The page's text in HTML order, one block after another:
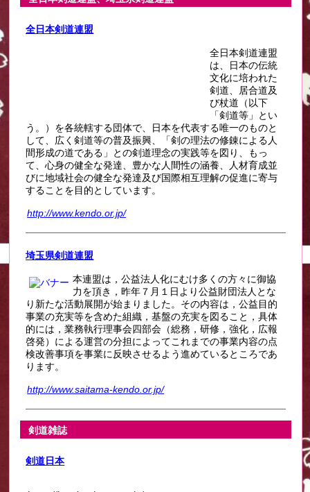
全日本剣道連盟
全日本剣道連盟
は、日本の伝統
文化に培われた
剣道、居合道及
び杖道（以下
「剣道等」とい
う。）を各統轄する団体で、日本を代表する唯一のものと
して、広く剣道等の普及振興、「剣の理法の修錬による人
間形成の道である」との剣道理念の実践等を図り、もっ
て、心身の健全な発達、豊かな人間性の涵養、人材育成並
びに地域社会の健全な発達及び国際相互理解の促進に寄与
することを目的としています。
http://www.kendo.or.jp/
埼玉県剣道連盟
本連盟は，公益法人化にむけ多くの方々に御協
力を頂き，昨年７月１日より公益財団法人とな
り新たな活動展開が始まりました。その内容は，公益目的
事業の充実等を含めた組織，基盤の充実を図ること，具体
的には，業務執行理事会四部会（総務，研修，強化，広報
啓発）による運営の分担によってこれまでの事業内容の点
検改善事項を事業に反映させるよう進めているところであ
ります。
http://www.saitama-kendo.or.jp/
剣道雑誌
剣道日本